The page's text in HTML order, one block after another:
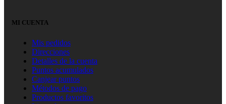
MI CUENTA
Mis pedidos
Direcciones
Detalles de la cuenta
Puntos acumulados
Canjear puntos
Métodos de pago
Productos favoritos